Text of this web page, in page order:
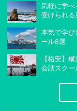
気軽に学べ
受けられ
本気で学び
ール8選
【格安】
会話スクー